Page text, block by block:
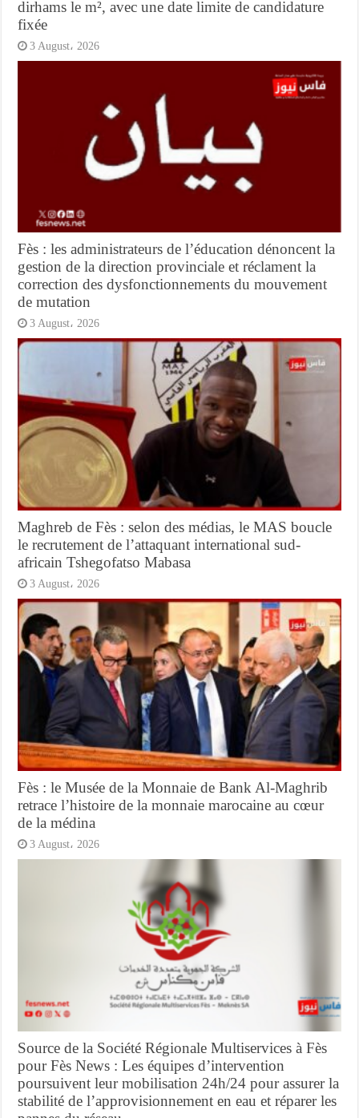
dirhams le m², avec une date limite de candidature
fixée
3 August، 2026
Fès : les administrateurs de l’éducation dénoncent la
gestion de la direction provinciale et réclament la
correction des dysfonctionnements du mouvement
de mutation
3 August، 2026
Maghreb de Fès : selon des médias, le MAS boucle
le recrutement de l’attaquant international sud-
africain Tshegofatso Mabasa
3 August، 2026
Fès : le Musée de la Monnaie de Bank Al-Maghrib
retrace l’histoire de la monnaie marocaine au cœur
de la médina
3 August، 2026
Source de la Société Régionale Multiservices à Fès
pour Fès News : Les équipes d’intervention
poursuivent leur mobilisation 24h/24 pour assurer la
stabilité de l’approvisionnement en eau et réparer les